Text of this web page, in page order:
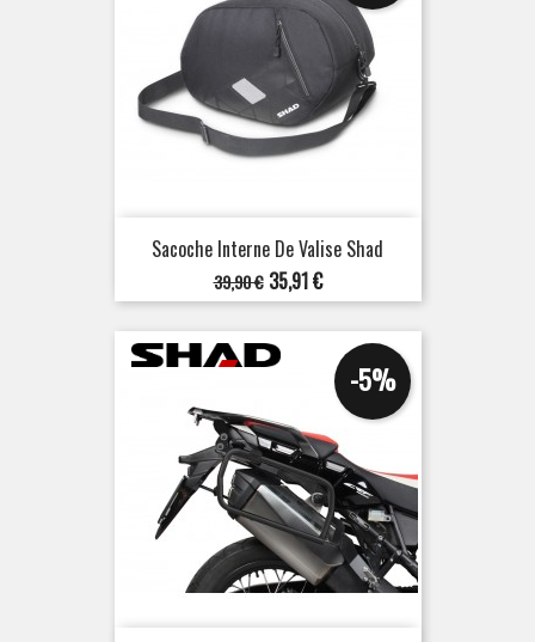
Sacoche Interne De Valise Shad
Prix
de
base
39,90 € Prix
35,91 €
-5%